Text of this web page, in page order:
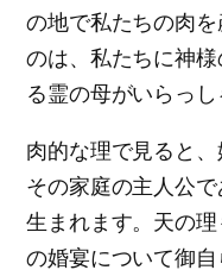
の地で私たちの肉
のは、私たちに神
る霊の母がいらっし
肉的な理で見ると、
その家庭の主人公
生まれます。天の
の婚宴について御